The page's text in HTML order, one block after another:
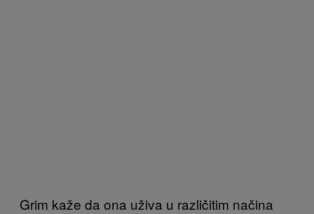
Grim kaže da ona uživa u različitim načina